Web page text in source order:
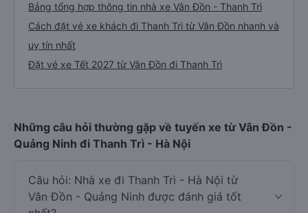
Bảng tổng hợp thông tin nhà xe Vân Đồn - Thanh Trì
Cách đặt vé xe khách đi Thanh Trì từ Vân Đồn nhanh và
uy tín nhất
Đặt vé xe Tết 2027 từ Vân Đồn đi Thanh Trì
Những câu hỏi thường gặp về tuyến xe từ Vân Đồn -
Quảng Ninh đi Thanh Trì - Hà Nội
Câu hỏi: Nhà xe đi Thanh Trì - Hà Nội từ
Vân Đồn - Quảng Ninh được đánh giá tốt